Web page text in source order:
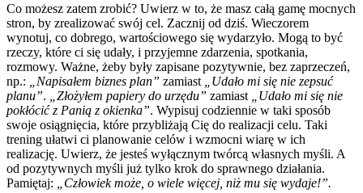
Co możesz zatem zrobić? Uwierz w to, że masz całą gamę mocnych
stron, by zrealizować swój cel. Zacznij od dziś. Wieczorem
wynotuj, co dobrego, wartościowego się wydarzyło. Mogą to być
rzeczy, które ci się udały, i przyjemne zdarzenia, spotkania,
rozmowy. Ważne, żeby były zapisane pozytywnie, bez zaprzeczeń,
np.:
„Napisałem biznes plan” zamiast
„Udało mi się nie zepsuć
planu”. „Złożyłem papiery do urzędu” zamiast
„Udało mi się nie
pokłócić z Panią z okienka”. Wypisuj codziennie w taki sposób
swoje osiągnięcia, które przybliżają Cię do realizacji celu. Taki
trening ułatwi ci planowanie celów i wzmocni wiarę w ich
realizację. Uwierz, że jesteś wyłącznym twórcą własnych myśli. A
od pozytywnych myśli już tylko krok do sprawnego działania.
Pamiętaj:
„Człowiek może, o wiele więcej, niż mu się wydaje!”.